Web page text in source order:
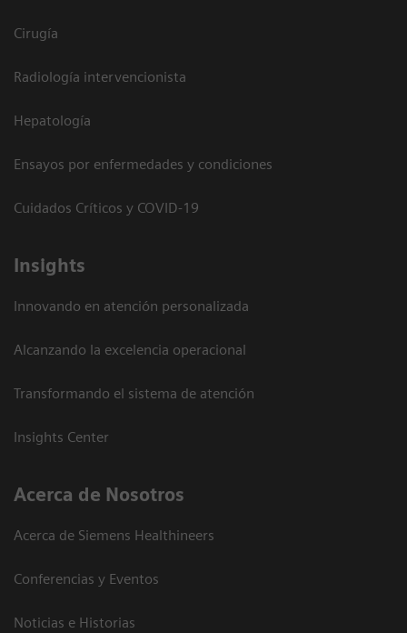
Cirugía
Radiología intervencionista
Hepatología
Ensayos por enfermedades y condiciones
Cuidados Críticos y COVID-19
Insights
Innovando en atención personalizada
Alcanzando la excelencia operacional
Transformando el sistema de atención
Insights Center
Acerca de Nosotros
Acerca de Siemens Healthineers
Conferencias y Eventos
Noticias e Historias